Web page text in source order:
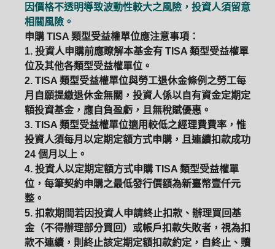
因價格不透明導致波動性較大之風險，投資人須留意
相關風險。
申購 TISA 類型受益權單位應注意事項：
1. 投資人申購前應瞭解本基金有 TISA 類型受益權單
位及其他各類型受益權單位。
2. TISA 類型受益權單位與勞工退休金條例之勞工每
月自願提繳退休金無關，投資人係以自有資金定期定
額投資基金，應自負盈虧，且無稅賦優惠。
3. TISA 類型受益權單位適用較低之經理費費率，惟
投資人須每月以定期定額方式申購，且連續扣款成功
24 個月以上。
4. 投資人以定期定額方式申購 TISA 類型受益權單
位，每筆契約申購之最低發行價額為新臺幣壹仟元
整。
5. 扣款期間若因投資人申請終止扣款、辦理買回基
金（不得辦理部分買回）或帳戶扣款失敗者，視為扣
款不連續，則終止該定期定額扣款約定，自終止、贖